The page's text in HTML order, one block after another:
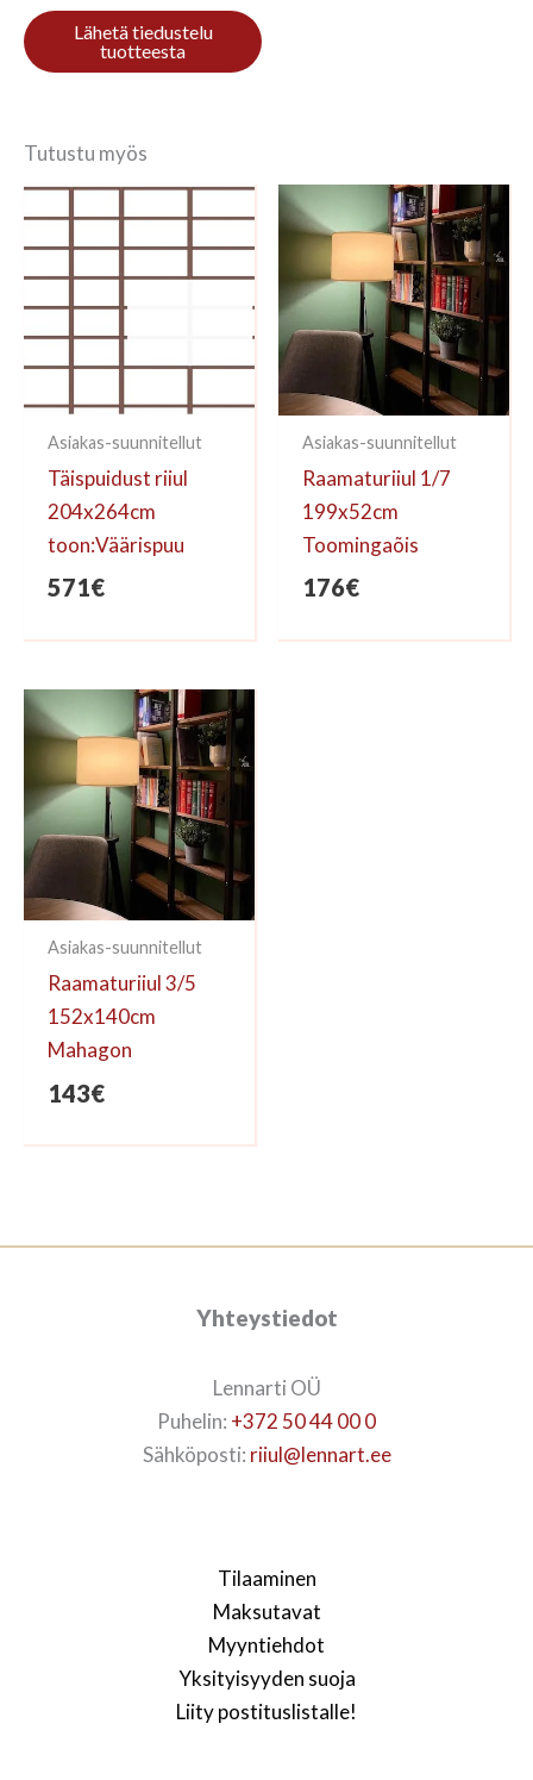
Kirjoita ensimmäinen arvio
Sinun on
Tutustu myös
Asiakas-suunnitellut
Täispuidust riiul
204x264cm
toon:Väärispuu
571€
Asiakas-suunnitellut
Raamaturiiul 1/7
199x52cm
Toomingaõis
176€
Asiakas-suunnitellut
Raamaturiiul 3/5
152x140cm
Mahagon
143€
Yhteystiedot
Lennarti OÜ
Puhelin: +372 50 44 00 0
Sähköposti: riiul@lennart.ee
Tilaaminen
Maksutavat
Myyntiehdot
Yksityisyyden suoja
Liity postituslistalle!